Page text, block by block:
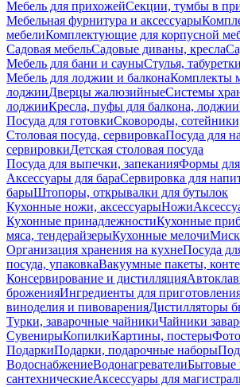
Мебель для прихожейСекции, тумбы в
Мебельная фурнитура и аксессуары
мебелиКомплектующие для корпусной
Садовая мебельСадовые диваны, кресла
Мебель для бани и сауныСтулья,
Мебель для лоджии и балконаКомплекты
лоджииДверцы жалюзийныеСистемы
лоджииКресла, пуфы для балкона, лоджии
Посуда для готовкиСковороды,
Столовая посуда, сервировкаПосуда для
сервировкиДетская столовая посуда
Посуда для выпечки, запеканияФормы для
Аксессуары для бараСервировка для
барыШтопоры, открывалки для бутылок
Кухонные ножи, аксессуарыНожи
Кухонные принадлежностиКухонные
мяса, тендерайзерыКухонные мелочи
Организация хранения на кухнеПосуда
посуда, упаковкаВакуумные пакеты,
Консервирование и дистилляция
броженияИнгредиенты для
виноделия и пивоваренияДистилляторы
Турки, заварочные чайникиЧайники
СувенирыКопилкиКартины, постеры
ПодаркиПодарки, подарочные наборы
ВодоснабжениеВодонагревателиБытовые
сантехническиеАксессуары для